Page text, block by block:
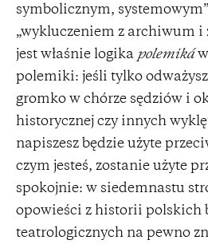
symbolicznym,
„wykluczeniem z archiwum i
jest właśnie logika polemikáw
polemiki: jeśli tylko
gromko w chórze sędziów i
historycznej czy innych
napiszesz będzie użyte
czym jesteś, zostanie użyte
spokojnie: w siedemnastu
opowieści z historii polskich
teatrologicznych na pewno